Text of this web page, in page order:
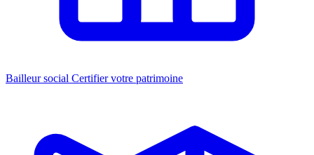
Bailleur social Certifier votre patrimoine